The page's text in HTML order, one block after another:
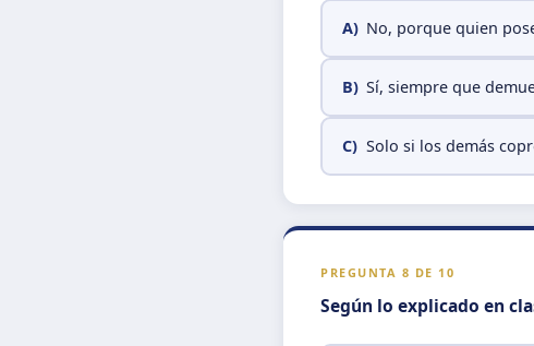
A) No, porque quien
B) Sí, siempre que
C) Solo si los demás
PREGUNTA 8 DE 10
Según lo explicado en